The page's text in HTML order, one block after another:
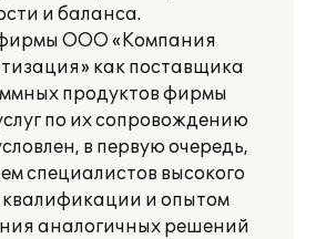
и баланса.
ООО «Компания
как поставщика
продуктов фирмы
по их сопровождению
в первую очередь,
специалистов высокого
квалификации и опытом
аналогичных решений